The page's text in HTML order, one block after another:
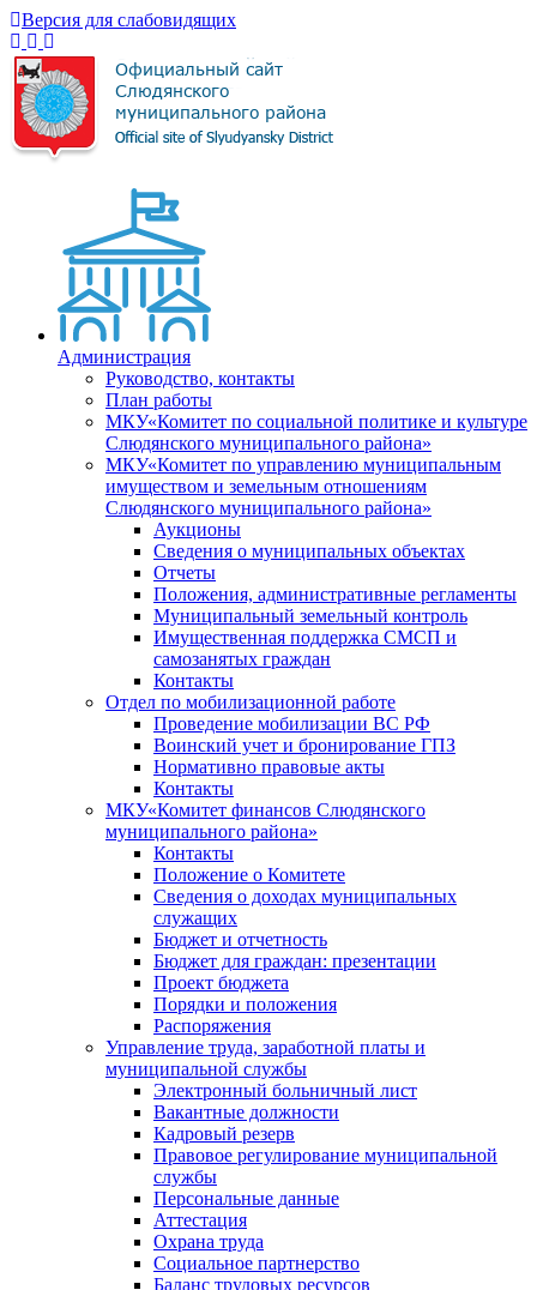
Версия для слабовидящих
Администрация
Руководство, контакты
План работы
МКУ«Комитет по социальной политике и культуре
Слюдянского муниципального района»
МКУ«Комитет по управлению муниципальным
имуществом и земельным отношениям
Слюдянского муниципального района»
Аукционы
Сведения о муниципальных объектах
Отчеты
Положения, административные регламенты
Муниципальный земельный контроль
Имущественная поддержка СМСП и
самозанятых граждан
Контакты
Отдел по мобилизационной работе
Проведение мобилизации ВС РФ
Воинский учет и бронирование ГПЗ
Нормативно правовые акты
Контакты
МКУ«Комитет финансов Слюдянского
муниципального района»
Контакты
Положение о Комитете
Сведения о доходах муниципальных
служащих
Бюджет и отчетность
Бюджет для граждан: презентации
Проект бюджета
Порядки и положения
Распоряжения
Управление труда, заработной платы и
муниципальной службы
Электронный больничный лист
Вакантные должности
Кадровый резерв
Правовое регулирование муниципальной
службы
Персональные данные
Аттестация
Охрана труда
Социальное партнерство
Баланс трудовых ресурсов